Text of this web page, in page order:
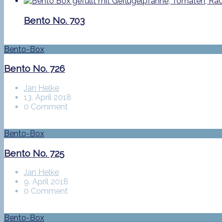
Bento No. 703
Bento-Box
Bento No. 726
Jan Helke
13. April 2018
0 Comment
Bento-Box
Bento No. 725
Jan Helke
9. April 2018
0 Comment
Bento-Box